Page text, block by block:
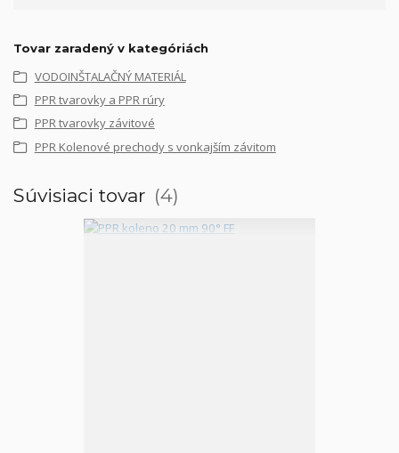
Tovar zaradený v kategóriách
VODOINŠTALAČNÝ MATERIÁL
PPR tvarovky a PPR rúry
PPR tvarovky závitové
PPR Kolenové prechody s vonkajším závitom
Súvisiaci tovar 4